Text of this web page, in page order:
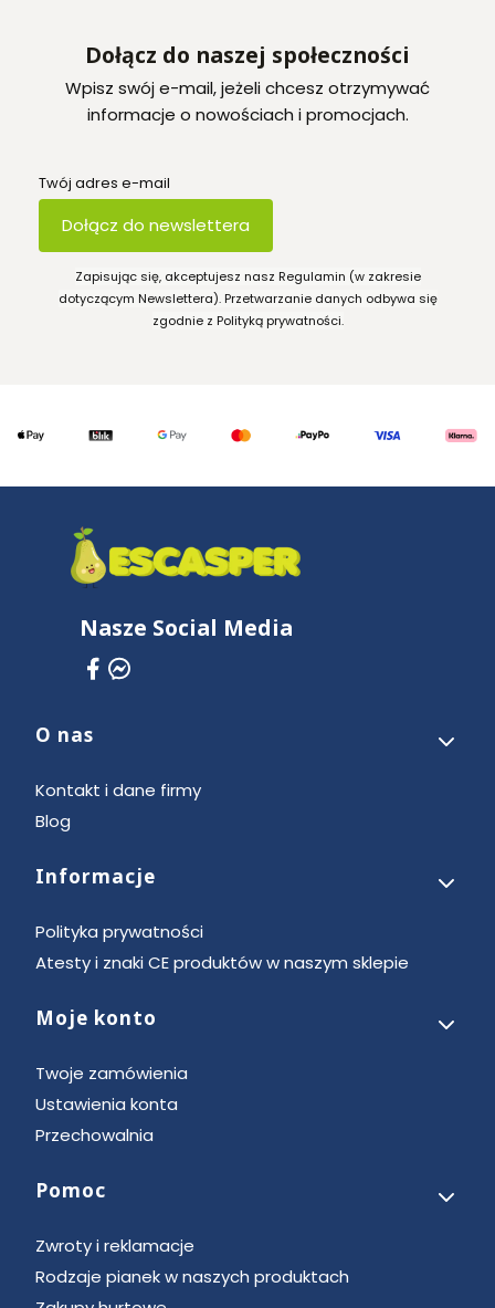
Dołącz do naszej społeczności
Wpisz swój e-mail, jeżeli chcesz otrzymywać
informacje o nowościach i promocjach.
Twój adres e-mail
Dołącz do newslettera
Zapisując się, akceptujesz nasz Regulamin (w zakresie
dotyczącym Newslettera). Przetwarzanie danych odbywa się
zgodnie z Polityką prywatności.
Nasze Social Media
Linki w stopce
O nas
Kontakt i dane firmy
Blog
Informacje
Polityka prywatności
Atesty i znaki CE produktów w naszym sklepie
Moje konto
Twoje zamówienia
Ustawienia konta
Przechowalnia
Pomoc
Zwroty i reklamacje
Rodzaje pianek w naszych produktach